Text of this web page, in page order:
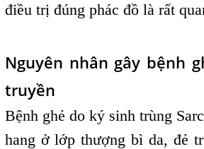
điều trị đúng phác đồ là rất
Nguyên nhân gây bệnh
truyền
Bệnh ghẻ do ký sinh trùng
hang ở lớp thượng bì da, đẻ